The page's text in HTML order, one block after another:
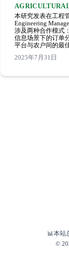
本研究发表在工程
Engineering
涉及两种合作模式
信息场景下的订单
平台与农户间的最
2025年7月31日
📊本站
©